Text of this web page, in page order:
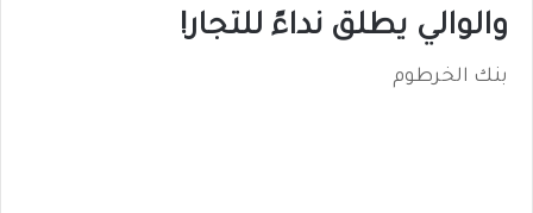
والوالي يطلق نداءً للتجار!
بنك الخرطوم